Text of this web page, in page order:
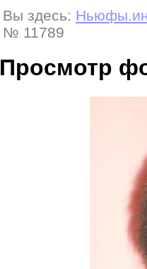
Вы здесь:
№ 11789
Просмотр